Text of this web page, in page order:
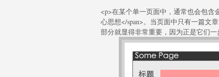
<p>在某个单一页面中，通常也会包含
心思想</span>。当页面中只有一篇文
部分就显得非常重要，因为正是它们